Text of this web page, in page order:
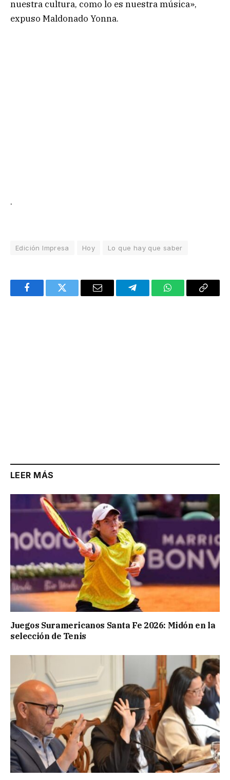
nuestra cultura, como lo es nuestra música»,
expuso Maldonado Yonna.
.
Edición Impresa Hoy Lo que hay que saber
FacebookTwitter Email TelegramWhatsAppCopy
LEER MÁS
Juegos Suramericanos Santa Fe 2026: Midón en la
selección de Tenis